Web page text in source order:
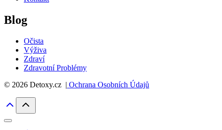
Blog
Očista
Výživa
Zdraví
Zdravotní Problémy
© 2026 Detoxy.cz | Ochrana Osobních Údajů